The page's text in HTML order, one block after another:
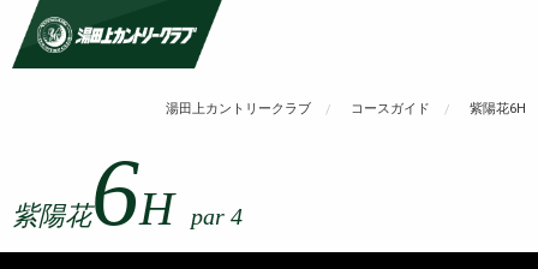
紫陽花6H par 4
湯田上カントリークラブ コースガイド 紫陽花6H